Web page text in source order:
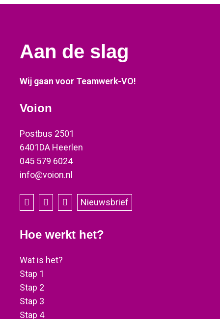
Aan de slag
Wij gaan voor Teamwerk-VO!
Voion
Postbus 2501
6401DA Heerlen
045 579 6024
info@voion.nl
Nieuwsbrief
Hoe werkt het?
Wat is het?
Stap 1
Stap 2
Stap 3
Stap 4